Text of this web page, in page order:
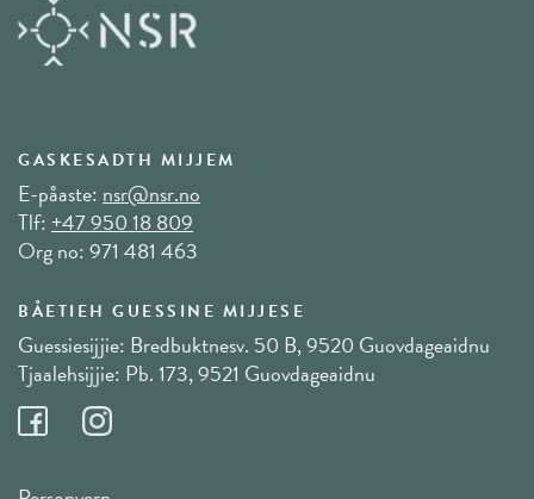
GASKESADTH MIJJEM
E-påaste: nsr@nsr.no
Tlf:+47 950 18 809
Org no: 971 481 463
BÅETIEH GUESSINE MIJJESE
Guessiesijjie: Bredbuktnesv. 50 B, 9520 Guovdageaidnu
Tjaalehsijjie: Pb. 173, 9521 Guovdageaidnu